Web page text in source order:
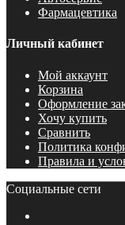
Фармацевтика
Личный кабинет
Мой аккаунт
Корзина
Оформление
Хочу купить
Сравнить
Политика
Правила и
Социальные сети